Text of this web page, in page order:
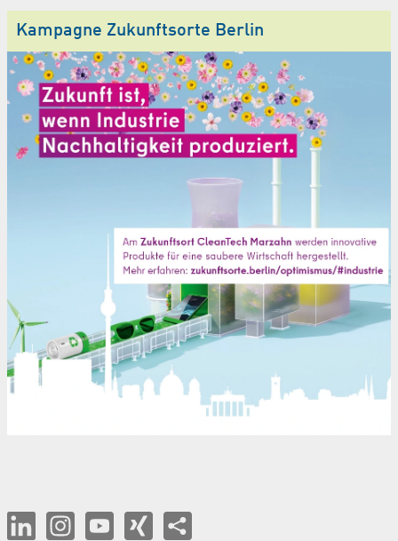
Kampagne Zukunftsorte Berlin